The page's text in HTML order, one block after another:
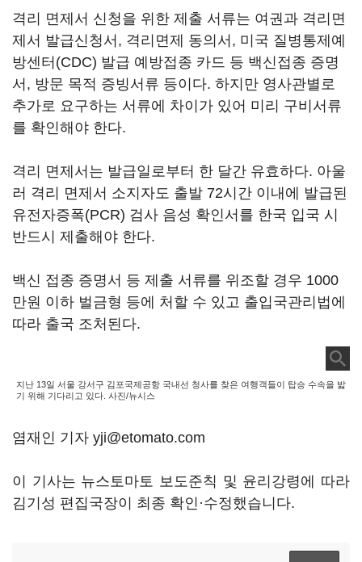
격리 면제서 신청을 위한 제출 서류는 여권과 격리면
제서 발급신청서, 격리면제 동의서, 미국 질병통제예
방센터(CDC) 발급 예방접종 카드 등 백신접종 증명
서, 방문 목적 증빙서류 등이다. 하지만 영사관별로
추가로 요구하는 서류에 차이가 있어 미리 구비서류
를 확인해야 한다.
격리 면제서는 발급일로부터 한 달간 유효하다. 아울
러 격리 면제서 소지자도 출발 72시간 이내에 발급된
유전자증폭(PCR) 검사 음성 확인서를 한국 입국 시
반드시 제출해야 한다.
백신 접종 증명서 등 제출 서류를 위조할 경우 1000
만원 이하 벌금형 등에 처할 수 있고 출입국관리법에
따라 출국 조처된다.
지난 13일 서울 강서구 김포국제공항 국내선 청사를 찾은 여행객들이 탑승 수속을 밟
기 위해 기다리고 있다. 사진/뉴시스
염재인 기자 yji@etomato.com
이 기사는 뉴스토마토 보도준칙 및 윤리강령에 따라
김기성 편집국장이 최종 확인·수정했습니다.